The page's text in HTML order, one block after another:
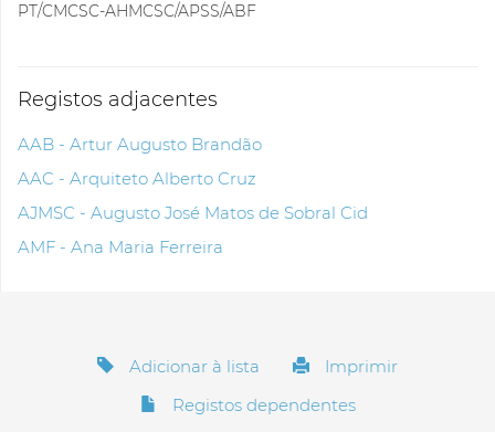
PT/CMCSC-AHMCSC/APSS/ABF
Registos adjacentes
AAB - Artur Augusto Brandão
AAC - Arquiteto Alberto Cruz
AJMSC - Augusto José Matos de Sobral Cid
AMF - Ana Maria Ferreira
Adicionar à lista
Imprimir
Registos dependentes